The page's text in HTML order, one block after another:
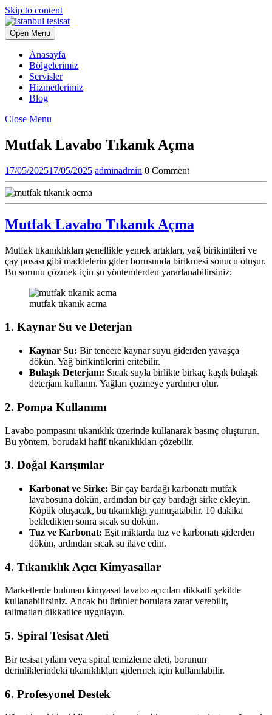
Skip to content
Open Menu
Anasayfa
Bölgelerimiz
Servisler
Hizmetlerimiz
Blog
Close Menu
Mutfak Lavabo Tıkanık Açma
17/05/202517/05/2025 adminadmin 0 Comment
Mutfak Lavabo Tıkanık Açma
Mutfak tıkanıklıkları genellikle yemek artıkları, yağ birikintileri ve
çay posası gibi maddelerin gider borusunda birikmesi sonucu oluşur.
Bu sorunu çözmek için şu yöntemlerden yararlanabilirsiniz:
mutfak tıkanık acma
1. Kaynar Su ve Deterjan
Kaynar Su: Bir tencere kaynar suyu giderden yavaşça
dökün. Yağ birikintilerini eritebilir.
Bulaşık Deterjanı: Sıcak suyla birlikte birkaç kaşık bulaşık
deterjanı kullanın. Yağları çözmeye yardımcı olur.
2. Pompa Kullanımı
Lavabo pompasını tıkanıklık üzerinde kullanarak basınç oluşturun.
Bu yöntem, borudaki hafif tıkanıklıkları çözebilir.
3. Doğal Karışımlar
Karbonat ve Sirke: Bir çay bardağı karbonatı mutfak
lavabosuna dökün, ardından bir çay bardağı sirke ekleyin.
Köpük oluşacak, bu tıkanıklığı yumuşatabilir. 10 dakika
bekledikten sonra sıcak su dökün.
Tuz ve Karbonat: Eşit miktarda tuz ve karbonatı giderden
dökün, ardından sıcak su ilave edin.
4. Tıkanıklık Açıcı Kimyasallar
Marketlerde bulunan kimyasal lavabo açıcıları dikkatli şekilde
kullanabilirsiniz. Ancak bu ürünler borulara zarar verebilir,
talimatları dikkatlice uygulayın.
5. Spiral Tesisat Aleti
Bir tesisat yılanı veya spiral temizleme aleti, borunun
derinliklerindeki tıkanıklıkları gidermek için kullanılabilir.
6. Profesyonel Destek